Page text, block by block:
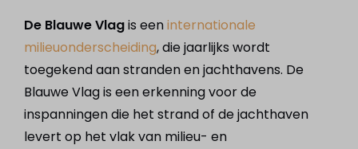
De Blauwe Vlagis eeninternationale
milieuonderscheiding, die jaarlijks wordt
toegekend aan stranden en jachthavens. De
Blauwe Vlag is een erkenning voor de
inspanningen die het strand of de jachthaven
levert op het vlak van milieu- en